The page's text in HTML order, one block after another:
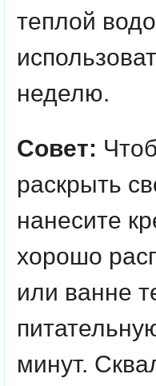
теплой
неделю.
Совет:
раскрыть
нанесите
хорошо
или ванне
минут.